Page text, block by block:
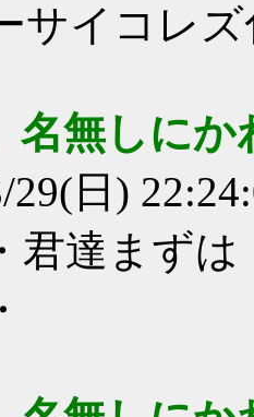
サイコレ
名無しに
29(日)
君達まず